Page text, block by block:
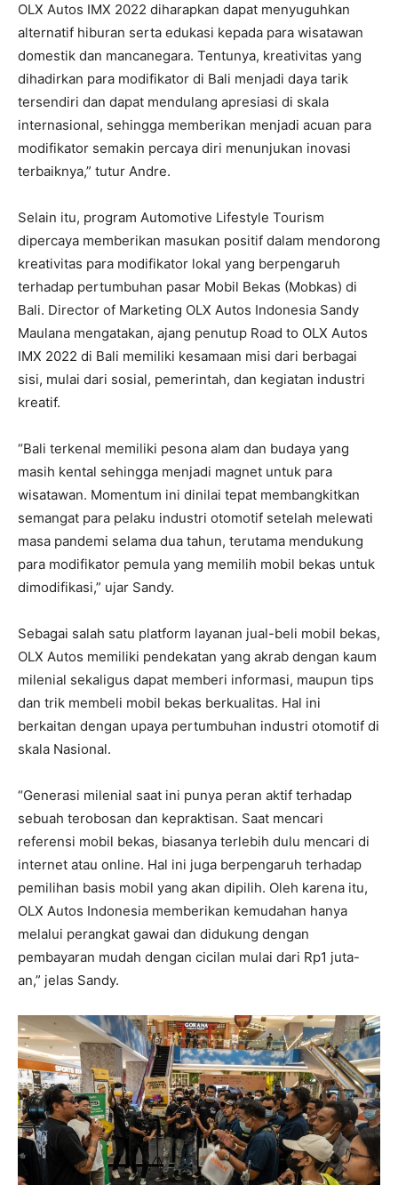
OLX Autos IMX 2022 diharapkan dapat menyuguhkan
alternatif hiburan serta edukasi kepada para wisatawan
domestik dan mancanegara. Tentunya, kreativitas yang
dihadirkan para modifikator di Bali menjadi daya tarik
tersendiri dan dapat mendulang apresiasi di skala
internasional, sehingga memberikan menjadi acuan para
modifikator semakin percaya diri menunjukan inovasi
terbaiknya,” tutur Andre.
Selain itu, program Automotive Lifestyle Tourism
dipercaya memberikan masukan positif dalam mendorong
kreativitas para modifikator lokal yang berpengaruh
terhadap pertumbuhan pasar Mobil Bekas (Mobkas) di
Bali. Director of Marketing OLX Autos Indonesia Sandy
Maulana mengatakan, ajang penutup Road to OLX Autos
IMX 2022 di Bali memiliki kesamaan misi dari berbagai
sisi, mulai dari sosial, pemerintah, dan kegiatan industri
kreatif.
“Bali terkenal memiliki pesona alam dan budaya yang
masih kental sehingga menjadi magnet untuk para
wisatawan. Momentum ini dinilai tepat membangkitkan
semangat para pelaku industri otomotif setelah melewati
masa pandemi selama dua tahun, terutama mendukung
para modifikator pemula yang memilih mobil bekas untuk
dimodifikasi,” ujar Sandy.
Sebagai salah satu platform layanan jual-beli mobil bekas,
OLX Autos memiliki pendekatan yang akrab dengan kaum
milenial sekaligus dapat memberi informasi, maupun tips
dan trik membeli mobil bekas berkualitas. Hal ini
berkaitan dengan upaya pertumbuhan industri otomotif di
skala Nasional.
“Generasi milenial saat ini punya peran aktif terhadap
sebuah terobosan dan kepraktisan. Saat mencari
referensi mobil bekas, biasanya terlebih dulu mencari di
internet atau online. Hal ini juga berpengaruh terhadap
pemilihan basis mobil yang akan dipilih. Oleh karena itu,
OLX Autos Indonesia memberikan kemudahan hanya
melalui perangkat gawai dan didukung dengan
pembayaran mudah dengan cicilan mulai dari Rp1 juta-
an,” jelas Sandy.